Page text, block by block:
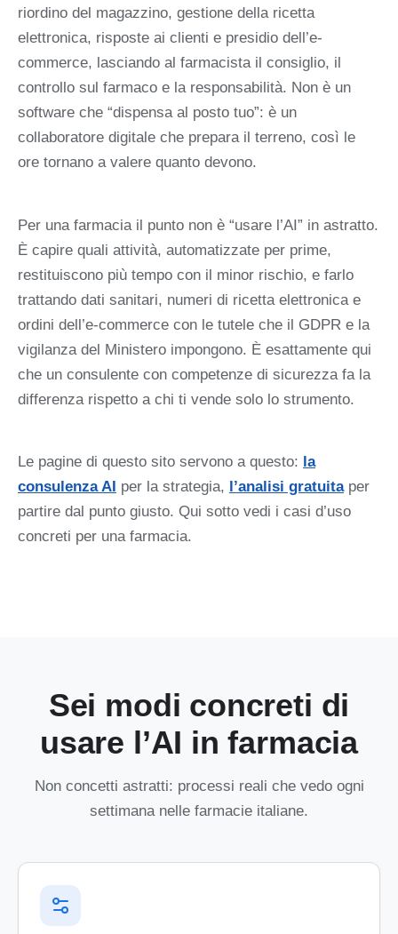
riordino del magazzino, gestione della ricetta
elettronica, risposte ai clienti e presidio dell’e-
commerce, lasciando al farmacista il consiglio, il
controllo sul farmaco e la responsabilità. Non è un
software che “dispensa al posto tuo”: è un
collaboratore digitale che prepara il terreno, così le
ore tornano a valere quanto devono.
Per una farmacia il punto non è “usare l’AI” in astratto.
È capire quali attività, automatizzate per prime,
restituiscono più tempo con il minor rischio, e farlo
trattando dati sanitari, numeri di ricetta elettronica e
ordini dell’e-commerce con le tutele che il GDPR e la
vigilanza del Ministero impongono. È esattamente qui
che un consulente con competenze di sicurezza fa la
differenza rispetto a chi ti vende solo lo strumento.
Le pagine di questo sito servono a questo: la
consulenza AI per la strategia, l’analisi gratuitaper
partire dal punto giusto. Qui sotto vedi i casi d’uso
concreti per una farmacia.
Sei modi concreti di
usare l’AI in farmacia
Non concetti astratti: processi reali che vedo ogni
settimana nelle farmacie italiane.